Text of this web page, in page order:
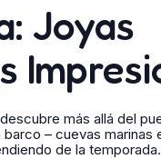
Joyas
más allá del
– cuevas
de la temporada.